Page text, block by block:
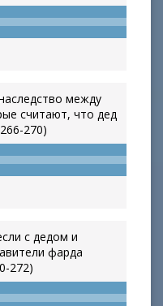
между
считают, что дед
270)
с дедом и
фарда
272)